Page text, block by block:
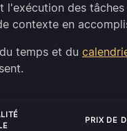
des
contexte en
temps et du
PRIX DE